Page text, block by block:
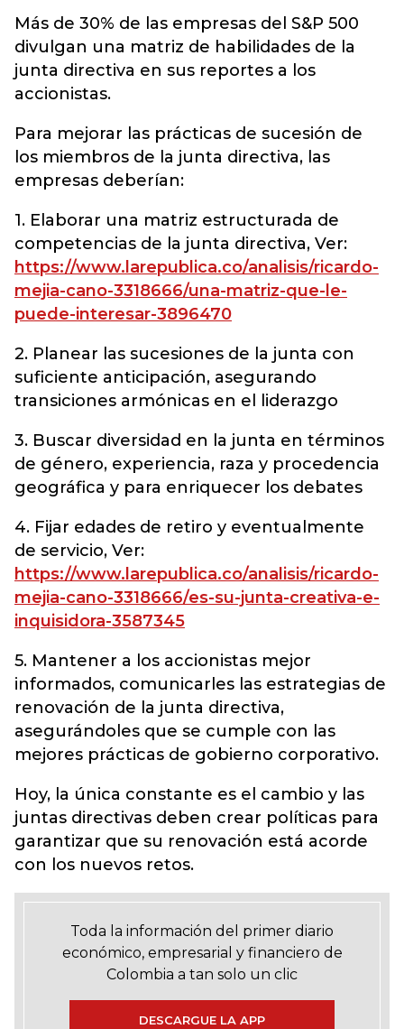
Más de 30% de las empresas del S&P 500
divulgan una matriz de habilidades de la
junta directiva en sus reportes a los
accionistas.
Para mejorar las prácticas de sucesión de
los miembros de la junta directiva, las
empresas deberían:
1. Elaborar una matriz estructurada de
competencias de la junta directiva, Ver:
https://www.larepublica.co/analisis/ricardo-
mejia-cano-3318666/una-matriz-que-le-
puede-interesar-3896470
2. Planear las sucesiones de la junta con
suficiente anticipación, asegurando
transiciones armónicas en el liderazgo
3. Buscar diversidad en la junta en términos
de género, experiencia, raza y procedencia
geográfica y para enriquecer los debates
4. Fijar edades de retiro y eventualmente
de servicio, Ver:
https://www.larepublica.co/analisis/ricardo-
mejia-cano-3318666/es-su-junta-creativa-e-
inquisidora-3587345
5. Mantener a los accionistas mejor
informados, comunicarles las estrategias de
renovación de la junta directiva,
asegurándoles que se cumple con las
mejores prácticas de gobierno corporativo.
Hoy, la única constante es el cambio y las
juntas directivas deben crear políticas para
garantizar que su renovación está acorde
con los nuevos retos.
Toda la información del primer diario
económico, empresarial y financiero de
Colombia a tan solo un clic
DESCARGUE LA APP